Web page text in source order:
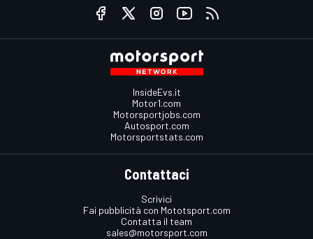
InsideEvs.it
Motor1.com
Motorsportjobs.com
Autosport.com
Motorsportstats.com
Contattaci
Scrivici
Fai pubblicità con Mototsport.com
Contatta il team
sales@motorsport.com